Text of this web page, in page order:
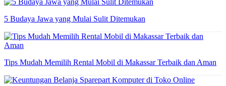
5 Budaya Jawa yang Mulai Sulit Ditemukan
Tips Mudah Memilih Rental Mobil di Makassar Terbaik dan Aman